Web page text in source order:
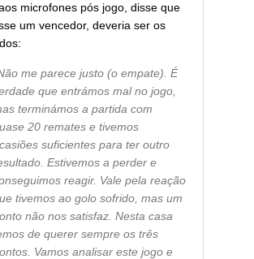
microfones pós jogo, disse que
um vencedor, deveria ser os
me parece justo (o empate). É
que entrámos mal no jogo,
terminámos a partida com
20 remates e tivemos
suficientes para ter outro
Estivemos a perder e
reagir. Vale pela reação
tivemos ao golo sofrido, mas um
não nos satisfaz. Nesta casa
de querer sempre os três
Vamos analisar este jogo e